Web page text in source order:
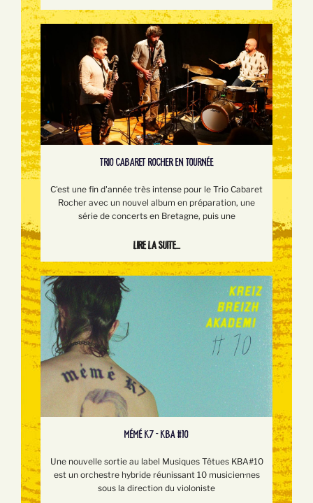
TRIO CABARET ROCHER EN TOURNÉE
C'est une fin d'année très intense pour le Trio Cabaret
Rocher avec un nouvel album en préparation, une
série de concerts en Bretagne, puis une
Lire la suite...
MÉMÉ K7 - KBA #10
Une nouvelle sortie au label Musiques Têtues KBA#10
est un orchestre hybride réunissant 10 musicien·nes
sous la direction du violoniste